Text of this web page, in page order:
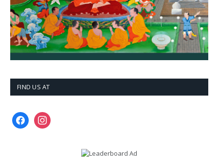
FIND US AT
facebookinstagram